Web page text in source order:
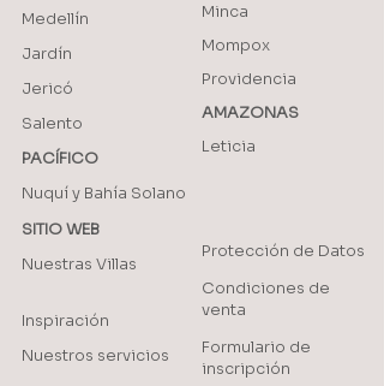
Medellín
Minca
Jardín Mompox
Jericó Providencia
Salento
AMAZONAS
PACÍFICO
Leticia
Nuquí y Bahía Solano
SITIO WEB
Nuestras Villas
Protección de Datos
Inspiración
Condiciones de
venta
Nuestros servicios
Formulario de
inscripción